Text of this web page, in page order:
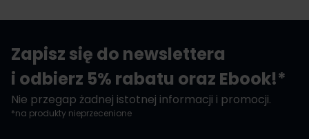
Zapisz się do newslettera
i odbierz 5% rabatu oraz Ebook!*
Nie przegap żadnej istotnej informacji i promocji.
*na produkty nieprzecenione